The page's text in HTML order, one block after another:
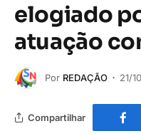
elogiado
atuação
Por REDAÇÃO 21/
Compartilhar